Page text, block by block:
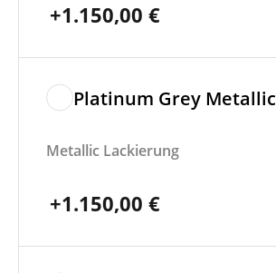
+1.150,00 €
Platinum Grey Metallic
Metallic Lackierung
+1.150,00 €